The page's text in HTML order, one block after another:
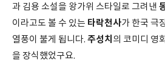
과 김용 소설을 왕가위 스타일로 그려낸
이라고도 볼 수 있는 타락천사가 한국 극
열풍이 불게 됩니다. 주성치 의 코미디 영
을 장식했었구요.